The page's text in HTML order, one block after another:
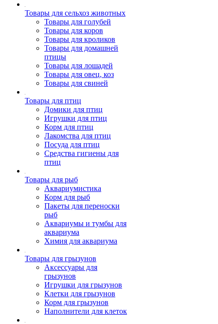
Товары для сельхоз животных
Товары для голубей
Товары для коров
Товары для кроликов
Товары для домашней
птицы
Товары для лошадей
Товары для овец, коз
Товары для свиней
Товары для птиц
Домики для птиц
Игрушки для птиц
Корм для птиц
Лакомства для птиц
Посуда для птиц
Средства гигиены для
птиц
Товары для рыб
Аквариумистика
Корм для рыб
Пакеты для переноски
рыб
Аквариумы и тумбы для
аквариума
Химия для аквариума
Товары для грызунов
Аксессуары для
грызунов
Игрушки для грызунов
Клетки для грызунов
Корм для грызунов
Наполнители для клеток